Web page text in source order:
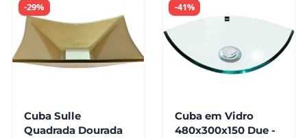
-29%
Cuba Sulle
Quadrada Dourada
-41%
Cuba em Vidro
480x300x150 Due -